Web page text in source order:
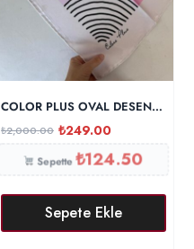
COLOR PLUS OVAL DESEN 0
₺2,000.00 ₺249.00
Sepette ₺124.50
Sepete Ekle